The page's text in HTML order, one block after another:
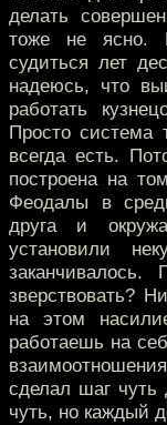
делать
тоже не ясно.
судиться лет
надеюсь, что
работать
Просто система
всегда есть.
построена на
Феодалы в
друга и
установили
зверствовать?
на этом
работаешь на
сделал шаг
чуть, но каждый